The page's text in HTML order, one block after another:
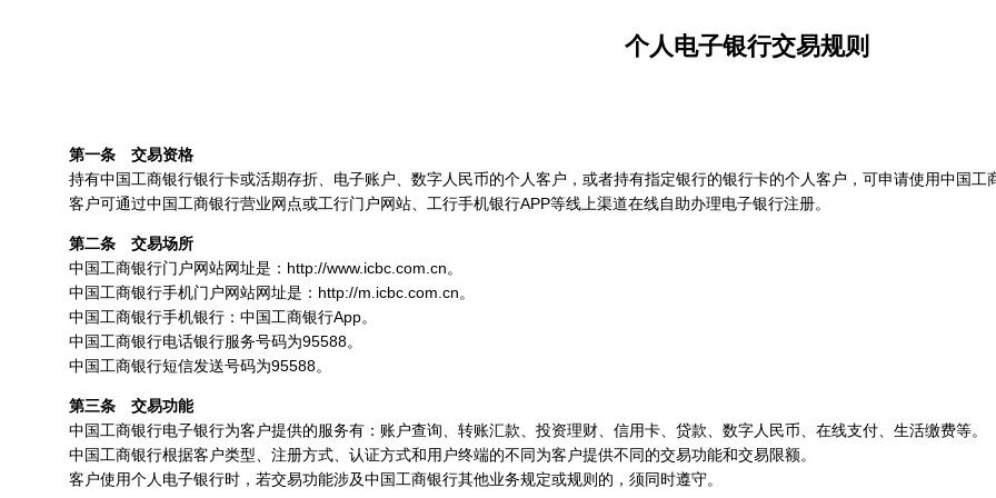
个人电子银行交易规则
第一条 交易资格
持有中国工商银行银行卡或活期存折、电子账户、数字人民币的个人客户，或者持有指定银行的银行卡的个人客户，可申请使用中国工
客户可通过中国工商银行营业网点或工行门户网站、工行手机银行APP等线上渠道在线自助办理电子银行注册。
第二条 交易场所
中国工商银行门户网站网址是：http://www.icbc.com.cn。
中国工商银行手机门户网站网址是：http://m.icbc.com.cn。
中国工商银行手机银行：中国工商银行App。
中国工商银行电话银行服务号码为95588。
中国工商银行短信发送号码为95588。
第三条 交易功能
中国工商银行电子银行为客户提供的服务有：账户查询、转账汇款、投资理财、信用卡、贷款、数字人民币、在线支付、生活缴费等。
中国工商银行根据客户类型、注册方式、认证方式和用户终端的不同为客户提供不同的交易功能和交易限额。
客户使用个人电子银行时，若交易功能涉及中国工商银行其他业务规定或规则的，须同时遵守。